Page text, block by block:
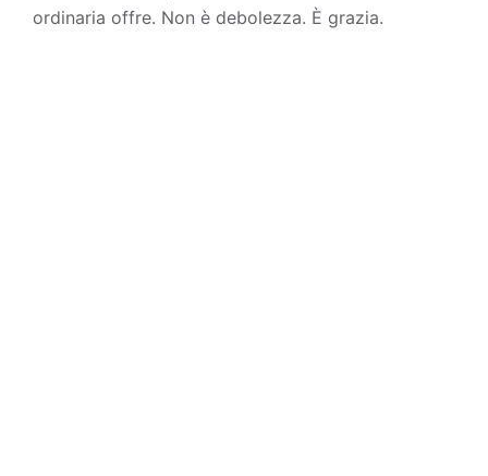
ordinaria offre. Non è debolezza. È grazia.